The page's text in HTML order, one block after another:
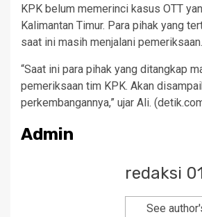
KPK belum memerinci kasus OTT
Kalimantan Timur. Para pihak yang
saat ini masih menjalani pemeriksaan.
“Saat ini para pihak yang ditangkap
pemeriksaan tim KPK. Akan
perkembangannya,” ujar Ali.
Admin
redaksi
See